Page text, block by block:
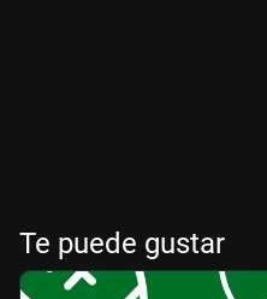
Te puede gustar